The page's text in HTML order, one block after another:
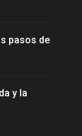
pasos de
y la